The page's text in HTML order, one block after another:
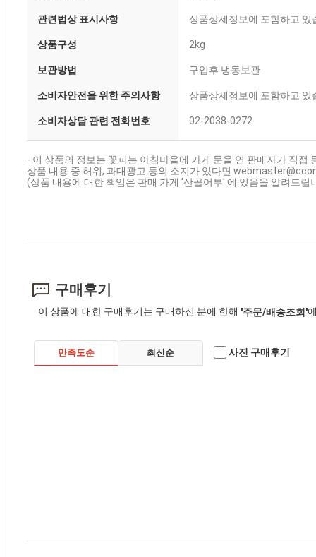
관련법상 표시사항 상품상세정보에 포함하고 있
상품구성 2kg
보관방법 구입후 냉동보관
소비자안전을 위한 주의사항 상품상세정보에 포함하고 있
소비자상담 관련 전화번호 02-2038-0272
- 이 상품의 정보는 꽃피는 아침마을에 가게 문을 연 판매자가 직접
상품 내용 중 허위, 과대광고 등의 소지가 있다면
(상품 내용에 대한 책임은 판매 가게 '산골어부' 에 있음을 알려드립
구매후기
이 상품에 대한 구매후기는 구매하신 분에 한해 '주문/배송조회'
만족도순 최신순 사진 구매후기